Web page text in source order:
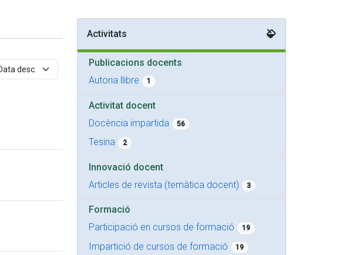
Activitats
Publicacions docents
Autoria llibre
1
Activitat docent
Docència impartida
56
Tesina 2
Innovació docent
Articles de revista (temàtica docent)
3
Formació
Participació en cursos de formació
19
Impartició de cursos de formació 19